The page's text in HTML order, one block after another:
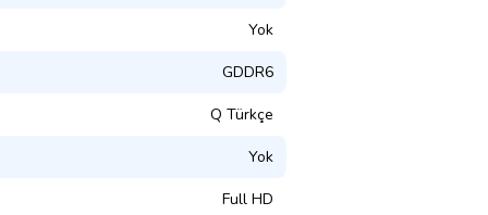
Yok
GDDR6
Q Türkçe
Yok
Full HD